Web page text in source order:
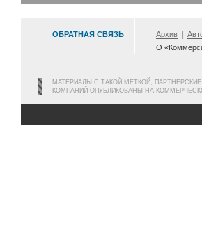
ОБРАТНАЯ СВЯЗЬ Архив
О
МАТЕРИАЛЫ С ТАКОЙ МЕТКОЙ,
КОМПАНИЙ ОПУБЛИКОВАНЫ НА